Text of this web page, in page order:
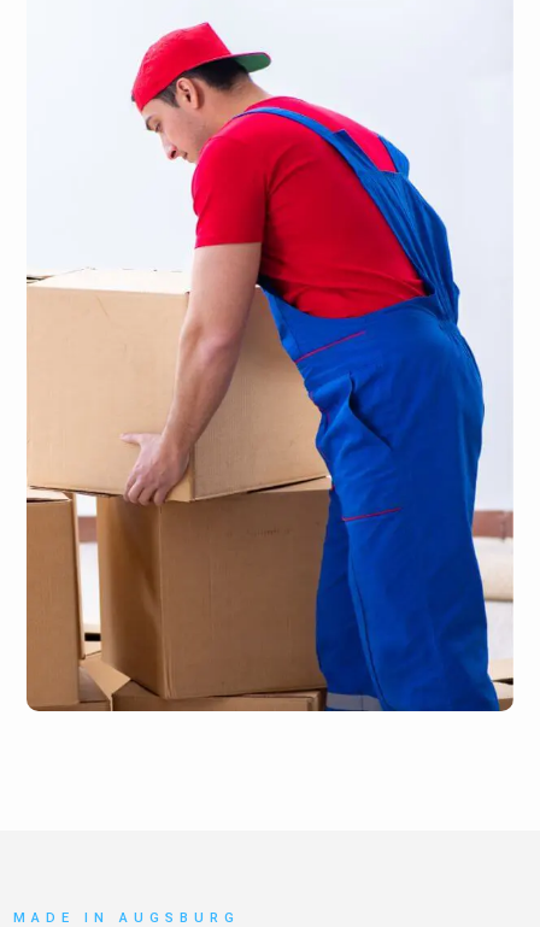
MADE IN AUGSBURG